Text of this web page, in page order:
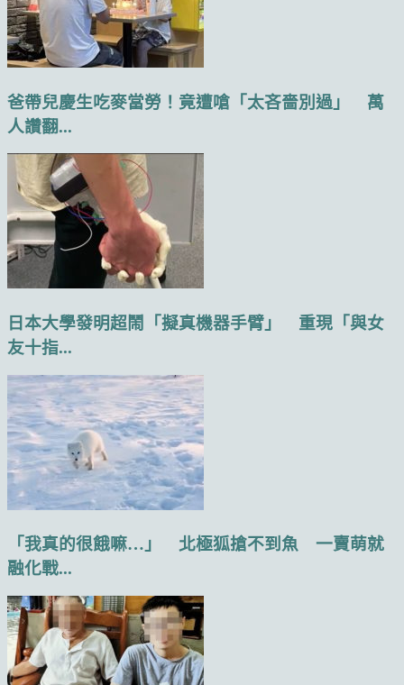
爸帶兒慶生吃麥當勞！竟遭嗆「太吝嗇別過」 萬
人讚翻...
日本大學發明超鬧「擬真機器手臂」 重現「與女
友十指...
「我真的很餓嘛…」 北極狐搶不到魚 一賣萌就
融化戰...